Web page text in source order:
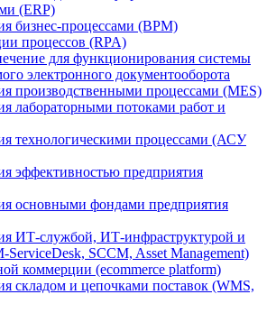
(ERP)
бизнес-процессами (BPM)
процессов (RPA)
для функционирования системы
электронного документооборота
производственными процессами (MES)
лабораторными потоками работ и
технологическими процессами (АСУ
эффективностью предприятия
основными фондами предприятия
ИТ-службой, ИТ-инфраструктурой и
SCCM, Asset Management)
коммерции (ecommerce platform)
складом и цепочками поставок (WMS,